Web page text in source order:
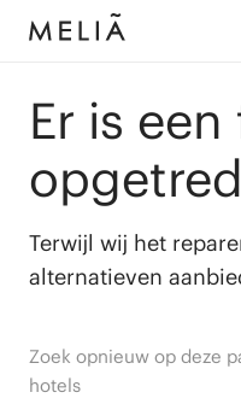
Er is
Terwijl wij het
alternatieven
Zoek opnieuw op deze
hotels